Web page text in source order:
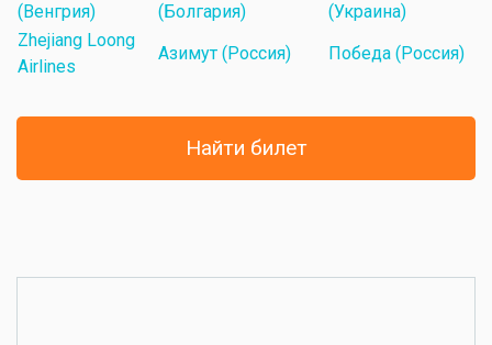
(Венгрия)
(Болгария)
(Украина)
Zhejiang Loong
Airlines
Азимут (Россия) Победа (Россия)
Найти билет